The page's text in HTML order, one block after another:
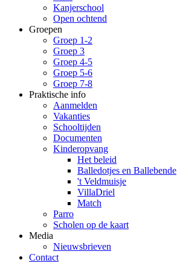
Kanjerschool
Open ochtend
Groepen
Groep 1-2
Groep 3
Groep 4-5
Groep 5-6
Groep 7-8
Praktische info
Aanmelden
Vakanties
Schooltijden
Documenten
Kinderopvang
Het beleid
Balledotjes en Ballebende
't Veldmuisje
VillaDriel
Match
Parro
Scholen op de kaart
Media
Nieuwsbrieven
Contact